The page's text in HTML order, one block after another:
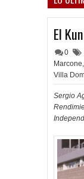
El
0
Marcone,
Villa
Sergio